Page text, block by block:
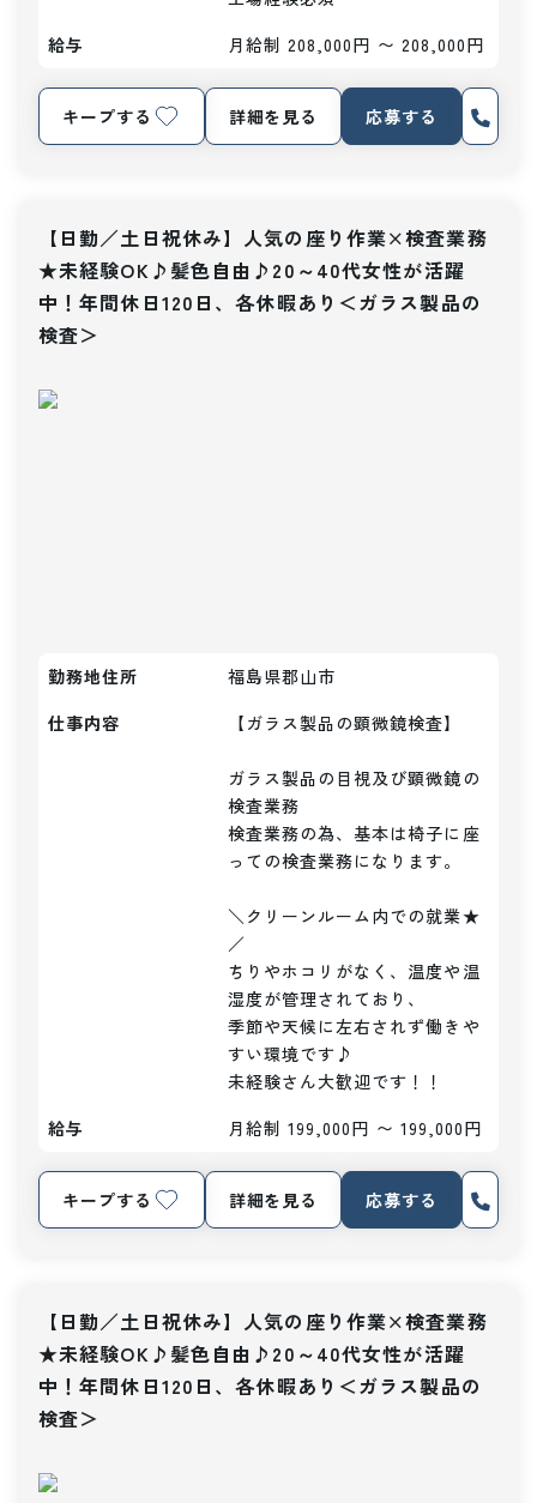
給与
月給制 208,000円 〜 208,000円
キープする 詳細を見る 応募する
【日勤／土日祝休み】人気の座り作業×検査業務
★未経験OK♪髪色自由♪20～40代女性が活躍
中！年間休日120日、各休暇あり＜ガラス製品の
検査＞
勤務地住所
福島県郡山市
仕事内容
【ガラス製品の顕微鏡検査】
ガラス製品の目視及び顕微鏡の
検査業務
検査業務の為、基本は椅子に座
っての検査業務になります。
＼クリーンルーム内での就業★
／
ちりやホコリがなく、温度や温
湿度が管理されており、
季節や天候に左右されず働きや
すい環境です♪
未経験さん大歓迎です！！
給与
月給制 199,000円 〜 199,000円
キープする 詳細を見る 応募する
【日勤／土日祝休み】人気の座り作業×検査業務
★未経験OK♪髪色自由♪20～40代女性が活躍
中！年間休日120日、各休暇あり＜ガラス製品の
検査＞